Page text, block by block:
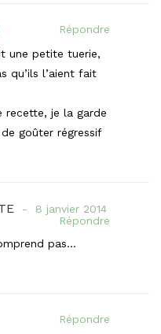
Répondre
une petite tuerie,
qu’ils l’aient fait
recette, je la garde
goûter régressif
8 janvier 2014
Répondre
pas…
Répondre